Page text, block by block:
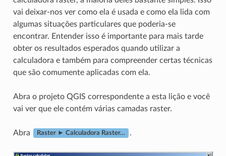
vai deixar-nos ver como ela é usada e como ela lida com
algumas situações particulares que poderia-se
encontrar. Entender isso é importante para mais tarde
obter os resultados esperados quando utilizar a
calculadora e também para compreender certas técnicas
que são comumente aplicadas com ela.
Abra o projeto QGIS correspondente a esta lição e você
vai ver que ele contém várias camadas raster.
Abra Raster ► Calculadora Raster… .